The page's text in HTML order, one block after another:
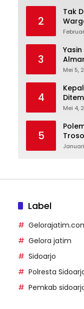
2
Tak
3
Mei 5,
4
Mei 4,
5
Walk
Label
Gelora jatim
Sidoarjo
Polresta
Pemkab